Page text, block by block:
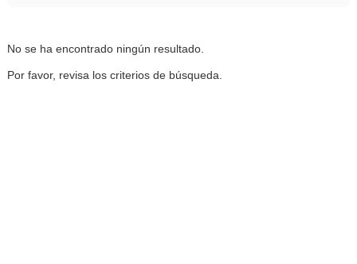
No se ha encontrado ningún resultado.
Por favor, revisa los criterios de búsqueda.